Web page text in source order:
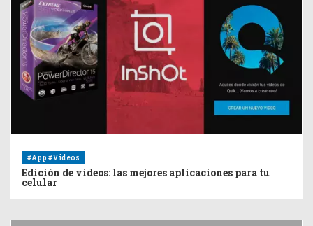
#App #Videos
Edición de videos: las mejores aplicaciones para tu
celular